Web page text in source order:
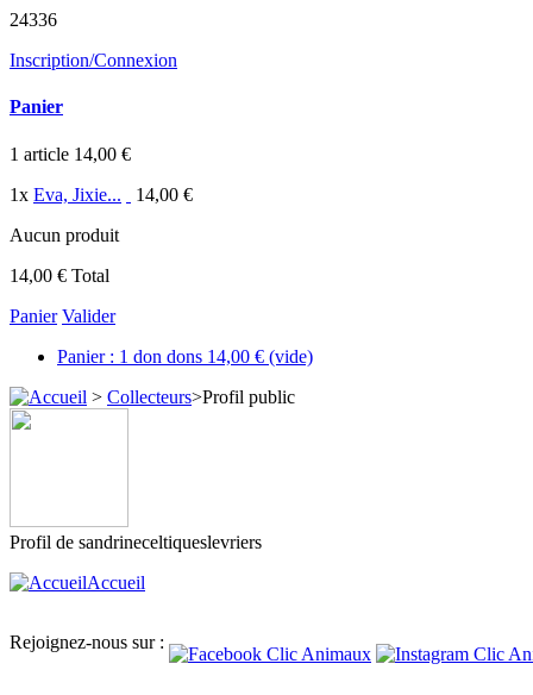
24336
Inscription/Connexion
Panier
1 article 14,00 €
1x Eva, Jixie...
14,00 €
Aucun produit
14,00 € Total
Panier Valider
Panier : 1 don dons 14,00 € (vide)
> Collecteurs>Profil public
Profil de sandrineceltiqueslevriers
Accueil
Rejoignez-nous sur :